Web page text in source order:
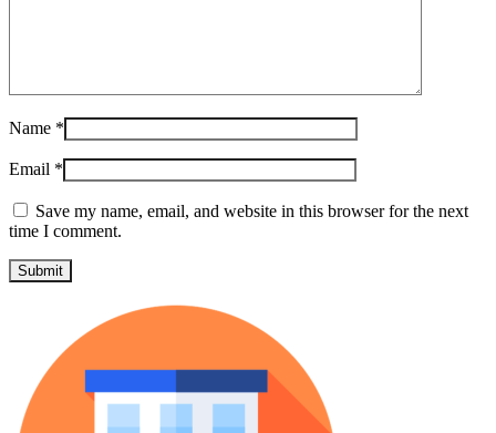
Name *
Email *
Save my name, email, and website in this browser for the next
time I comment.